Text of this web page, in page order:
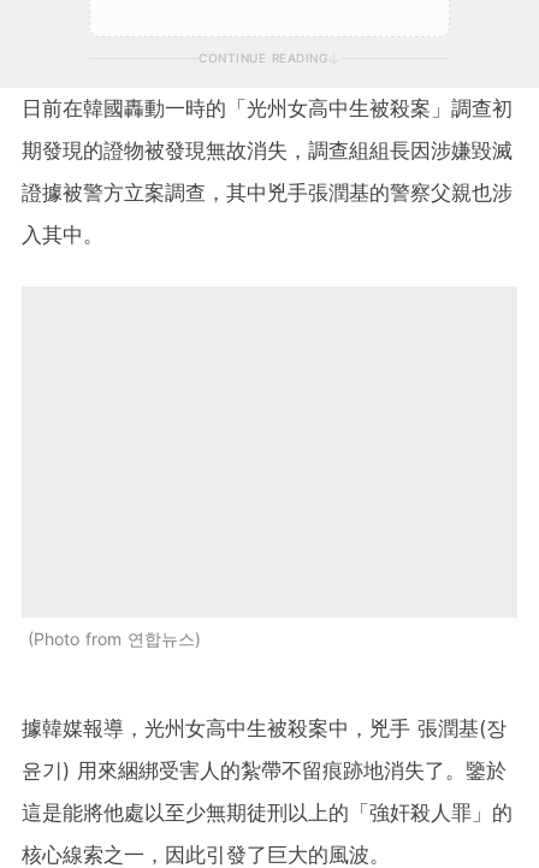
CONTINUE READING
日前在韓國轟動一時的「光州女高中生被殺案」調查初
期發現的證物被發現無故消失，調查組組長因涉嫌毀滅
證據被警方立案調查，其中兇手張潤基的警察父親也涉
入其中。
Photo from 연합뉴스
據韓媒報導，光州女高中生被殺案中，兇手 張潤基(장
윤기) 用來綑綁受害人的紮帶不留痕跡地消失了。鑒於
這是能將他處以至少無期徒刑以上的「強奸殺人罪」的
核心線索之一，因此引發了巨大的風波。